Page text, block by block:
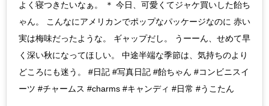
よく寝つきたいなぁ。 ＊ 今日、可愛くてジャケ買いした飴ち
ゃん。 こんなにアメリカンでポップなパッケージなのに 赤い
実は梅味だったような。 ギャップだし。 うーーん、せめて早
く深い秋になってほしい。 中途半端な季節は、気持ちのより
どころにも迷う。 #日記 #写真日記 #飴ちゃん #コンビニスイ
ーツ #チャームス #charms #キャンディ #日常 #うこたん